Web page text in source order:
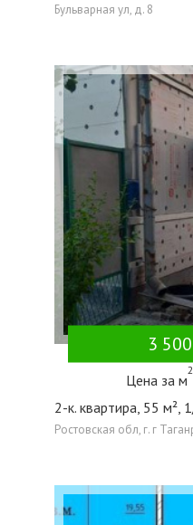
Бульварная ул, д. 8
3
Цена за м
2
2-к. квартира, 55 м²,
Ростовская обл, г. г